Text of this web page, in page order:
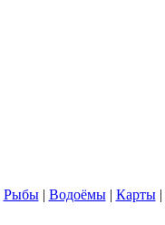
Рыбы| Водоёмы| Карты|